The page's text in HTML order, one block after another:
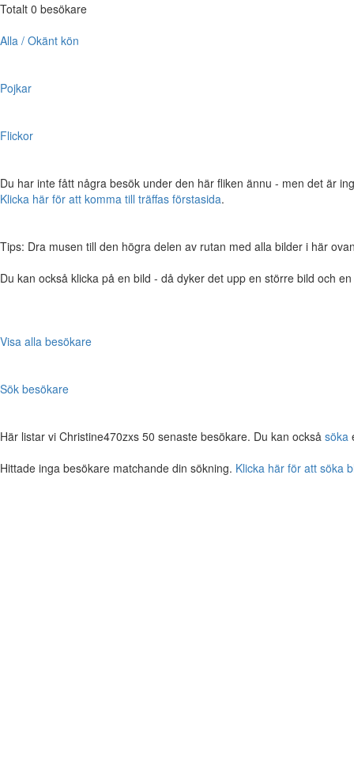
Totalt 0 besökare
Alla / Okänt kön
Pojkar
Flickor
Du har inte fått några besök under den här fliken ännu - men det är
Klicka här för att komma till träffas förstasida.
Tips: Dra musen till den högra delen av rutan med alla bilder i här
Du kan också klicka på en bild - då dyker det upp en större bild och
Visa alla besökare
Sök besökare
Här listar vi Christine470zxs 50 senaste besökare. Du kan också söka
Hittade inga besökare matchande din sökning. Klicka här för att söka